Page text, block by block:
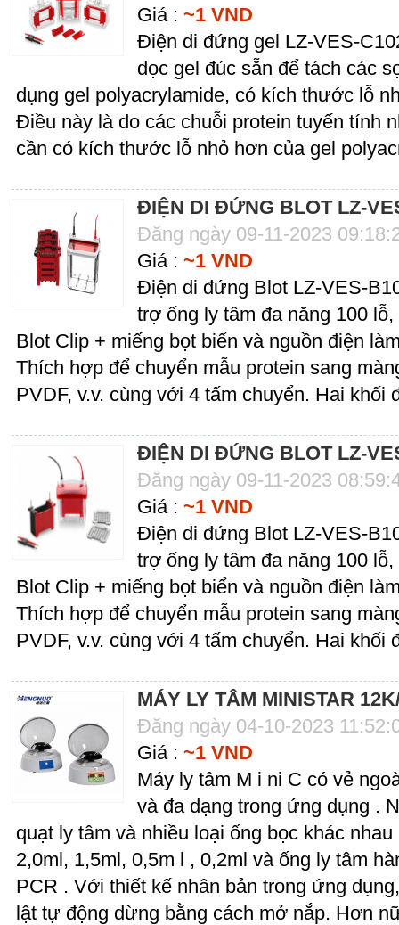
Giá : ~1 VND
Điện di đứng gel LZ-VES-
dọc gel đúc sẵn để tách các
dụng gel polyacrylamide, có kích thước lỗ
Điều này là do các chuỗi protein tuyến tính
cần có kích thước lỗ nhỏ hơn của gel
ĐIỆN DI ĐỨNG BLOT LZ-
Đăng ngày 09-11-2023
Giá : ~1 VND
Điện di đứng Blot LZ-VES-
trợ ống ly tâm đa năng 100
Blot Clip + miếng bọt biển và nguồn điện
Thích hợp để chuyển mẫu protein sang
PVDF, v.v. cùng với 4 tấm chuyển. Hai khối
ĐIỆN DI ĐỨNG BLOT LZ-
Đăng ngày 09-11-2023
Giá : ~1 VND
Điện di đứng Blot LZ-VES-
trợ ống ly tâm đa năng 100
Blot Clip + miếng bọt biển và nguồn điện
Thích hợp để chuyển mẫu protein sang
PVDF, v.v. cùng với 4 tấm chuyển. Hai khối
MÁY LY TÂM MINISTAR
Đăng ngày 04-10-2023
Giá : ~1 VND
Máy ly tâm M i ni C có vẻ
và đa dạng trong ứng dụng .
quạt ly tâm và nhiều loại ống bọc khác
2,0ml, 1,5ml, 0,5m l , 0,2ml và ống ly tâm
PCR . Với thiết kế nhân bản trong ứng
lật tự động dừng bằng cách mở nắp. Hơn